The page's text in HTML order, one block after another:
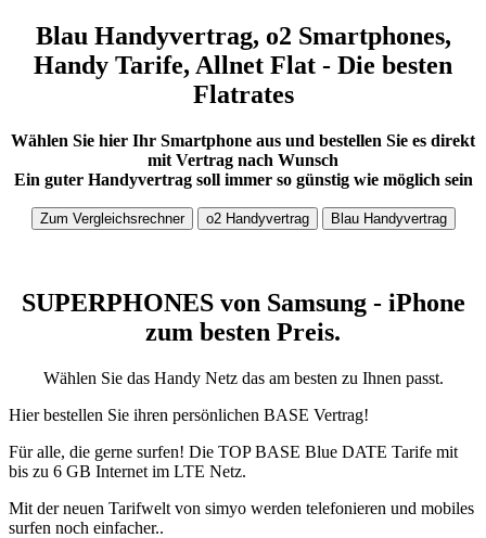
Blau Handyvertrag, o2 Smartphones,
Handy Tarife, Allnet Flat - Die besten
Flatrates
Wählen Sie hier Ihr Smartphone aus und bestellen Sie es direkt
mit Vertrag nach Wunsch
Ein guter Handyvertrag soll immer so günstig wie möglich sein
Zum Vergleichsrechner o2 Handyvertrag Blau Handyvertrag
SUPERPHONES von Samsung - iPhone
zum besten Preis.
Wählen Sie das Handy Netz das am besten zu Ihnen passt.
Hier bestellen Sie ihren persönlichen BASE Vertrag!
Für alle, die gerne surfen! Die TOP BASE Blue DATE Tarife mit
bis zu 6 GB Internet im LTE Netz.
Mit der neuen Tarifwelt von simyo werden telefonieren und mobiles
surfen noch einfacher..